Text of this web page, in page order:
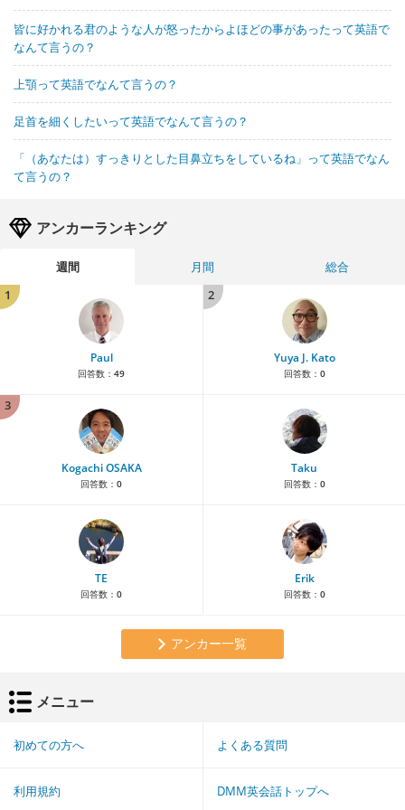
皆に好かれる君のような人が怒ったからよほどの事があったって英語で
なんて言うの？
上顎って英語でなんて言うの？
足首を細くしたいって英語でなんて言うの？
「（あなたは）すっきりとした目鼻立ちをしているね」って英語でなん
て言うの？
アンカーランキング
週間 月間
総合
1
Paul
回答数： 49
2
Yuya J. Kato
回答数： 0
3
Kogachi OSAKA
回答数： 0
Taku
回答数： 0
TE
回答数： 0
Erik
回答数： 0
アンカー一覧
メニュー
初めての方へ よくある質問
利用規約 DMM英会話トップへ